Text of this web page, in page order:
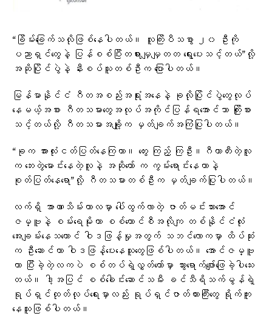
“ခြိမ်းခြေက်သလိုဖြစ်နေပါတယ်။ လူကြိးပီသစွာ ၂၀ ဦးကို
ပညာရှင်တွေနဲ့ ပြန်စစ်ပြီးတရားမျှမျှတတ ရွေးပေးသင့်တယ်”လို့
အဆိုပြိုင်ပွဲနဲ့ နီးစပ်သူတစ်ဦးက ပြောပါတယ်။
မြန်မာနိုင်ငံ ဂီတအစည်းအရုံးအနေနဲ့ ခုလိုပြိုင်ပွဲတွေလုပ်
နေမယ့်အစား ဂီတသမားတွေအလုပ်အကိုင်ပြန်ရအောင်သာ ကြိုးစား
သင့်တယ်လို့ ဂီတသမားအချို့က မှတ်ချက်အကြံပြုပါတယ်။
“ခုက အားလုံးငတ်ပြတ်နေကြတာ။ တွေး ကြည့် ကြဦး။ဂီတာတီးတဲ့လူ
က ဘေးတွဲမောင်းနေတဲ့လူနဲ့ အဆိုတော် က ကွမ်းရောင်းနေတာနဲ့
စုတ်ပြတ်နေရော”လို့ ဂီတသမားတစ်ဦးက မှတ်ချက်ပြုပါတယ်။
လက်ရှိ အာဏာသိမ်းကာလမှာ ပေါ်ထွက်လာတဲ့ ဇာတ်မင်းသားအောင်
ဇမ္ဗူနဲ့ စမ်းရေမိုးဟာ စစ်ကောင်စီအလိုကျ တစ်နိုင်ငံလုံး
အေးချမ်းနေသယောင် ဝါဒဖြန့်မှုအတွက် သဘင်လောကမှာ ထိပ်ဆုံး
က ဦးဆောင်ကာ ဝါဒဖြန့်ပေးနေသူတွေဖြစ်ပါတယ်။ အောင်ဇမ္ဗူ
ဟာ ပြီးခဲ့တဲ့လကပဲ စစ်တပ်ရဲ့လွှတ်တော်မှာ သွားရောက်ဖျော်ဖြေခဲ့ပါသေး
တယ်။ ဒါ့အပြင် စစ်ခေါင်းဆောင်သမီး ခင်သီရိသက်မွန်ရဲ့
ရုပ်ရှင်ထုတ်လုပ်ရေးမှာလည်း ရုပ်ရှင်ဇာတ်ကားကြီးတွေ ရိုက်ကူး
နေသူဖြစ်ပါတယ်။